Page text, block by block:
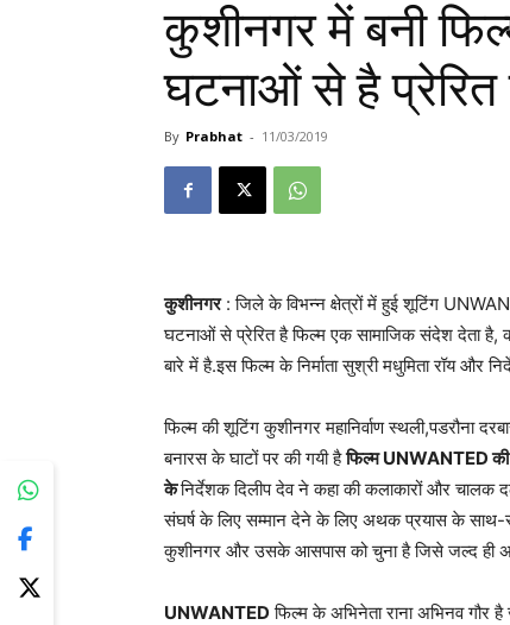
कुशीनगर में बनी
घटनाओं से है प्रेरित
By Prabhat - 11/03/2019
कुशीनगर: जिले के विभन्न क्षेत्रों में हुई शूटिंग
घटनाओं से प्रेरित है फिल्म एक सामाजिक संदेश देता है,
बारे में है.इस फिल्म के निर्माता सुश्री मधुमिता रॉय और
फिल्म की शूटिंग कुशीनगर महानिर्वाण स्थली,पडरौना
बनारस के घाटों पर की गयी हैफिल्म UNWANTED की
केनिर्देशक दिलीप देव ने कहा की कलाकारों और
संघर्ष के लिए सम्मान देने के लिए अथक प्रयास के साथ-
कुशीनगर और उसके आसपास को चुना है जिसे जल्द ही
UNWANTED फिल्म के अभिनेता राना अभिनव गौर